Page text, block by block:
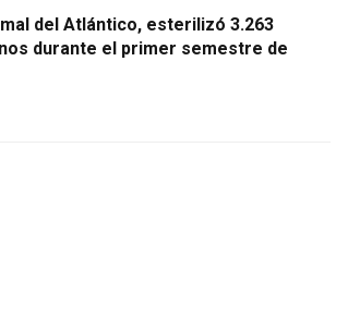
del Atlántico, esterilizó 3.263
durante el primer semestre de